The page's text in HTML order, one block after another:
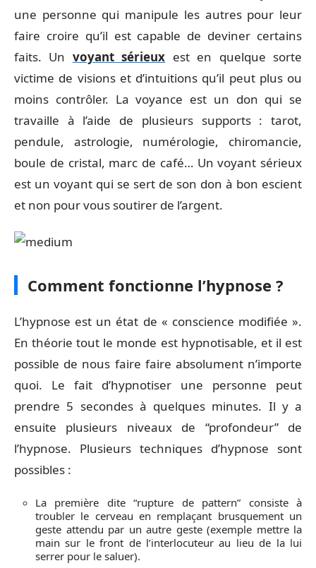
une personne qui manipule les autres pour leur
faire croire qu’il est capable de deviner certains
faits. Un voyant sérieux est en quelque sorte
victime de visions et d’intuitions qu’il peut plus ou
moins contrôler. La voyance est un don qui se
travaille à l’aide de plusieurs supports : tarot,
pendule, astrologie, numérologie, chiromancie,
boule de cristal, marc de café… Un voyant sérieux
est un voyant qui se sert de son don à bon escient
et non pour vous soutirer de l’argent.
Comment fonctionne l’hypnose ?
L’hypnose est un état de « conscience modifiée ».
En théorie tout le monde est hypnotisable, et il est
possible de nous faire faire absolument n’importe
quoi. Le fait d’hypnotiser une personne peut
prendre 5 secondes à quelques minutes. Il y a
ensuite plusieurs niveaux de “profondeur” de
l’hypnose. Plusieurs techniques d’hypnose sont
possibles :
La première dite “rupture de pattern” consiste à
troubler le cerveau en remplaçant brusquement un
geste attendu par un autre geste (exemple mettre la
main sur le front de l’interlocuteur au lieu de la lui
serrer pour le saluer).